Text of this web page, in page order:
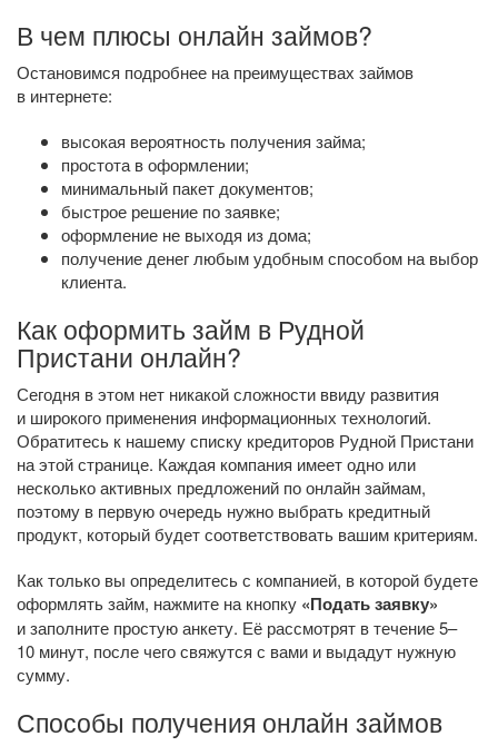
В чем плюсы онлайн займов?
Остановимся подробнее на преимуществах займов
в интернете:
высокая вероятность получения займа;
простота в оформлении;
минимальный пакет документов;
быстрое решение по заявке;
оформление не выходя из дома;
получение денег любым удобным способом на выбор
клиента.
Как оформить займ в Рудной
Пристани онлайн?
Сегодня в этом нет никакой сложности ввиду развития
и широкого применения информационных технологий.
Обратитесь к нашему списку кредиторов Рудной Пристани
на этой странице. Каждая компания имеет одно или
несколько активных предложений по онлайн займам,
поэтому в первую очередь нужно выбрать кредитный
продукт, который будет соответствовать вашим критериям.
Как только вы определитесь с компанией, в которой будете
оформлять займ, нажмите на кнопку «Подать заявку»
и заполните простую анкету. Её рассмотрят в течение 5–
10 минут, после чего свяжутся с вами и выдадут нужную
сумму.
Способы получения онлайн займов